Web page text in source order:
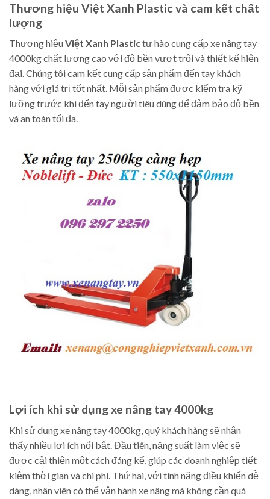
Thương hiệu Việt Xanh Plastic và cam kết chất
lượng
Thương hiệuViệt Xanh Plastictự hào cung cấp xe nâng tay
4000kg chất lượng cao với độ bền vượt trội và thiết kế hiện
đại. Chúng tôi cam kết cung cấp sản phẩm đến tay khách
hàng với giá trị tốt nhất. Mỗi sản phẩm được kiểm tra kỹ
lưỡng trước khi đến tay người tiêu dùng để đảm bảo độ bền
và an toàn tối đa.
Lợi ích khi sử dụng xe nâng tay 4000kg
Khi sử dụng xe nâng tay 4000kg, quý khách hàng sẽ nhận
thấy nhiều lợi ích nổi bật. Đầu tiên, năng suất làm việc sẽ
được cải thiện một cách đáng kể, giúp các doanh nghiệp tiết
kiệm thời gian và chi phí. Thứ hai, với tính năng điều khiển dễ
dàng, nhân viên có thể vận hành xe nâng mà không cần quá